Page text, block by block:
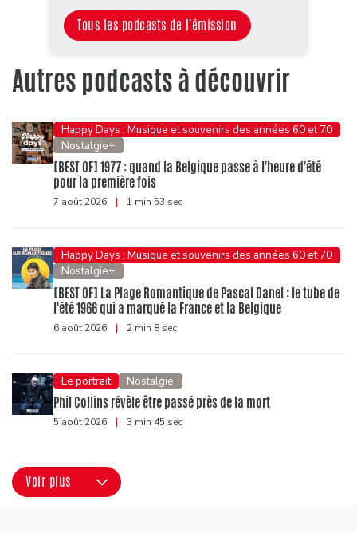
Tous les podcasts de l'émission
Autres podcasts à découvrir
Happy Days : Musique et souvenirs des années 60 et 70
Nostalgie+
[BEST OF] 1977 : quand la Belgique passe à l'heure d'été
pour la première fois
7 août 2026 | 1 min 53 sec
Happy Days : Musique et souvenirs des années 60 et 70
Nostalgie+
[BEST OF] La Plage Romantique de Pascal Danel : le tube de
l'été 1966 qui a marqué la France et la Belgique
6 août 2026 | 2 min 8 sec
Le portrait Nostalgie
Phil Collins révèle être passé près de la mort
5 août 2026 | 3 min 45 sec
Voir plus